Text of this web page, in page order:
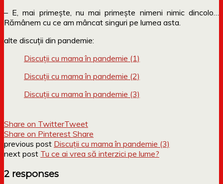
– E, mai primește, nu mai primește nimeni nimic dincolo…
Rămânem cu ce am mâncat singuri pe lumea asta.
alte discuții din pandemie:
Discuții cu mama în pandemie (1)
Discuții cu mama în pandemie (2)
Discuții cu mama în pandemie (3)
Share on TwitterTweet
Share on Pinterest Share
previous post Discuții cu mama în pandemie (3)
next post Tu ce ai vrea să interzici pe lume?
2 responses